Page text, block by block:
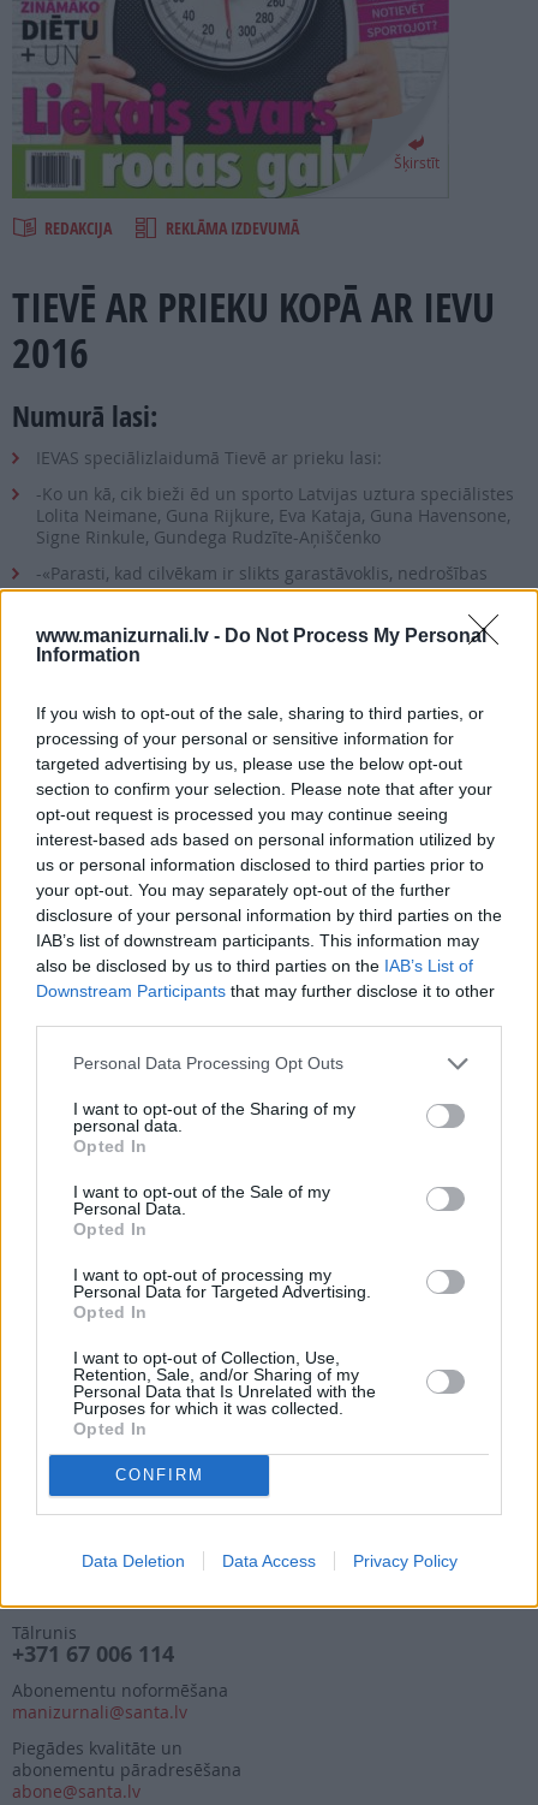
www.manizurnali.lv - Do Not Process My Personal
Information
If you wish to opt-out of the sale, sharing to third parties, or
processing of your personal or sensitive information for
targeted advertising by us, please use the below opt-out
section to confirm your selection. Please note that after your
opt-out request is processed you may continue seeing
interest-based ads based on personal information utilized by
us or personal information disclosed to third parties prior to
your opt-out. You may separately opt-out of the further
disclosure of your personal information by third parties on the
IAB’s list of downstream participants. This information may
also be disclosed by us to third parties on the IAB’s List of
Downstream Participants that may further disclose it to other
Personal Data Processing Opt Outs
I want to opt-out of the Sharing of my
personal data.
Opted In
I want to opt-out of the Sale of my
Personal Data.
Opted In
I want to opt-out of processing my
Personal Data for Targeted Advertising.
Opted In
I want to opt-out of Collection, Use,
Retention, Sale, and/or Sharing of my
Personal Data that Is Unrelated with the
Purposes for which it was collected.
Opted In
CONFIRM
Data Deletion Data Access Privacy Policy
SEARCH
Šķirstīt
REDAKCIJA REKLĀMA IZDEVUMĀ
TIEVĒ AR PRIEKU KOPĀ AR IEVU
2016
Numurā lasi:
IEVAS speciālizlaidumā Tievē ar prieku lasi:
-Ko un kā, cik bieži ēd un sporto Latvijas uztura speciālistes
Lolita Neimane, Guna Rijkure, Eva Kataja, Guna Havensone,
Signe Rinkule, Gundega Rudzīte-Aņiščenko
-«Parasti, kad cilvēkam ir slikts garastāvoklis, nedrošības
izjūta, diskomforts, viņš tiecas uz komfortu. Pirmais un
mums visvieglāk pieejamais antidepresants ir ēdiens.» Kā
psiholoģiskās problēmas ietekmē vielmaiņu?
-Daudz slavētas un kritizētas pasaulē populārākās diētas –
Atkinsa, Dikāna, paleolīta, pH, 5:2, Svara vērotāju. Bet kā tās
patiesībā darbojas?
-Latvijā zināmi cilvēki (Ivars Godmanis, Samanta Tīna, Velta
Puriņa, Liene Greifāne, Elizabete Zagorska) atklāj savu
notievēšanas programmu
-Savu labsajūtu un arī slaido līniju var koriģēt ne vien ar
apēstā daudzumu, bet arī kad un kā maltīte tiek ieturēta. Kā
pielāgot uztura režīmu savam dzīvesveidam?
Ikdienas ieradumi, kas traucē nomest svaru
-Vai vispār ir iespējams notievēt ar sportošanu?
tos vērts pirkt? Un mobilo telefonu lietotnes, kas palīdzēs
-IEVAS tievētājas – žurnālistes Sandra Eglīte un Līga Blaua,
atskatās, ko darīja tievēšanas periodā un ko iesaka citām
formā!
Seko mums
Nepalaid garām akcijas un jaunumus
Darba laiks (valsts darba d.)
Tālrunis
+371 67 006 114
Abonementu noformēšana
manizurnali@santa.lv
Piegādes kvalitāte un
abonementu pāradresēšana
abone@santa.lv